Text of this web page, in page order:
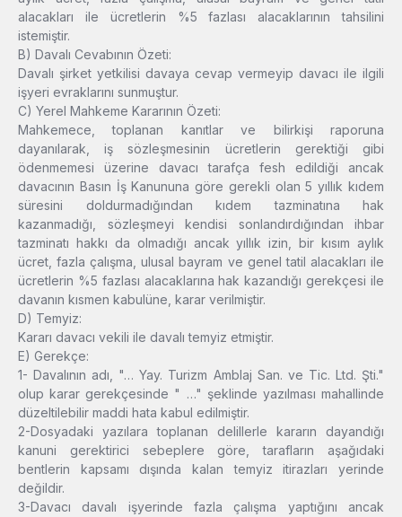
alacakları ile ücretlerin %5 fazlası alacaklarının tahsilini
istemiştir.
B) Davalı Cevabının Özeti:
Davalı şirket yetkilisi davaya cevap vermeyip davacı ile ilgili
işyeri evraklarını sunmuştur.
C) Yerel Mahkeme Kararının Özeti:
Mahkemece, toplanan kanıtlar ve bilirkişi raporuna
dayanılarak, iş sözleşmesinin ücretlerin gerektiği gibi
ödenmemesi üzerine davacı tarafça fesh edildiği ancak
davacının Basın İş Kanununa göre gerekli olan 5 yıllık kıdem
süresini doldurmadığından kıdem tazminatına hak
kazanmadığı, sözleşmeyi kendisi sonlandırdığından ihbar
tazminatı hakkı da olmadığı ancak yıllık izin, bir kısım aylık
ücret, fazla çalışma, ulusal bayram ve genel tatil alacakları ile
ücretlerin %5 fazlası alacaklarına hak kazandığı gerekçesi ile
davanın kısmen kabulüne, karar verilmiştir.
D) Temyiz:
Kararı davacı vekili ile davalı temyiz etmiştir.
E) Gerekçe:
1- Davalının adı, "… Yay. Turizm Amblaj San. ve Tic. Ltd. Şti."
olup karar gerekçesinde " …" şeklinde yazılması mahallinde
düzeltilebilir maddi hata kabul edilmiştir.
2-Dosyadaki yazılara toplanan delillerle kararın dayandığı
kanuni gerektirici sebeplere göre, tarafların aşağıdaki
bentlerin kapsamı dışında kalan temyiz itirazları yerinde
değildir.
3-Davacı davalı işyerinde fazla çalışma yaptığını ancak